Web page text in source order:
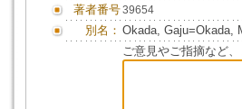
著者番号39654
別名： Okada, Gaju=Okada,
ご意見やご指摘など